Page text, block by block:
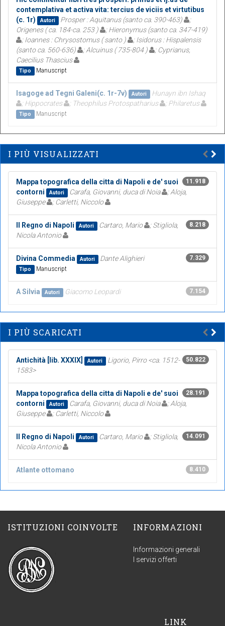
contemplativa et activa vita: tercius de viciis et virtutibus
(c. 1r)
Autori Prosper : Aquitanus (santo ca. 390-463)
;
Origenes ( ca. 184-ca. 253 )
; Hieronymus (santo ca. 347-419)
; Ioannes : Chrysostomus ( santo )
; Isidorus : Hispalensis
(santo ca. 560-636)
; Alcuinus ( 735-804 )
; Cyprianus,
Caecilius Thascius
Tipo Manuscript
Isagoge ad Tegni Galeni(c. 1r-7v) Autori
Hunayn ibn Ishaq
; Hippocrates
; Theophilus Protospatharius ; Philaretus
Tipo Manuscript
I PIÙ VISUALIZZATI
11.918
Mappa topografica della citta di Napoli e de' suoi
contorni
Autori Carafa, Giovanni, duca di Noia
; Aloja,
Giuseppe
; Carletti, Niccolo
8.218
Il Regno di Napoli Autori Cartaro, Mario
; Stigliola,
Nicola Antonio
7.329
Divina Commedia Autori Dante Alighieri
Tipo Manuscript
7.154
A Silvia Autori Giacomo Leopardi
I PIÙ SCARICATI
50.822
Antichità [lib. XXXIX] Autori
Ligorio, Pirro <ca. 1512-
1583>
28.191
Mappa topografica della citta di Napoli e de' suoi
contorni
Autori Carafa, Giovanni, duca di Noia
; Aloja,
Giuseppe
; Carletti, Niccolo
14.091
Il Regno di Napoli Autori Cartaro, Mario
; Stigliola,
Nicola Antonio
8.410
Atlante ottomano
ISTITUZIONI COINVOLTE INFORMAZIONI
Informazioni generali
I servizi offerti
LINK